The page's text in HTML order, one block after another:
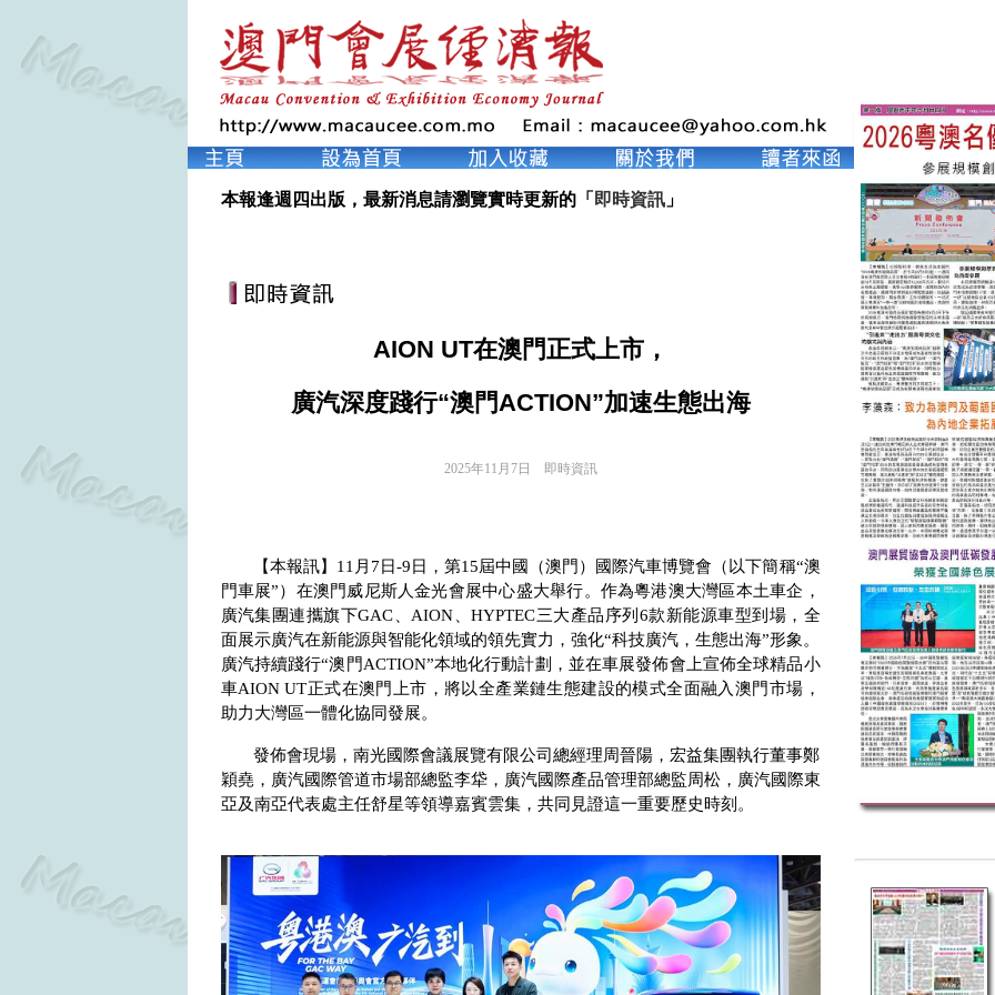
本報逢週四出版，最新消息請瀏覽實時更新的「 即時資訊」
AION UT在澳門正式上市，
廣汽深度踐行“澳門ACTION”加速生態出海
2025年11月7日 即時資訊
【本報訊】 11 月 7 日-9 日，第15屆中國（澳門）國際汽車博覽會（以下簡稱“澳
門車展”）在澳門威尼斯人金光會展中心盛大舉行。作為粵港澳大灣區本土車企，
廣汽集團連攜旗下GAC AION 、HYPTEC三大產品序列 6款新能源車型到場，全
面展示廣汽在新能源與智能化領域的領先實力，強化“科技廣汽，生態出海”形象。
廣汽持續踐行“澳門ACTION”本地化行動計劃，並在車展發佈會上宣佈全球精品小
車AION UT正式在澳門上市，將以全產業鏈生態建設的模式全面融入澳門市場，
助力大灣區一體化協同發展。
發佈會現場，南光國際會議展覽有限公司總經理周晉陽，宏益集團執行董事鄭
穎堯，廣汽國際管道市場部總監李牮，廣汽國際產品管理部總監周松，廣汽國際東
亞及南亞代表處主任舒星等領導嘉賓雲集，共同見證這一重要歷史時刻。